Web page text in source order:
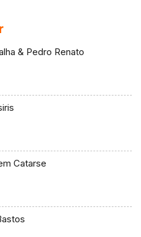
& Pedro Renato
Catarse